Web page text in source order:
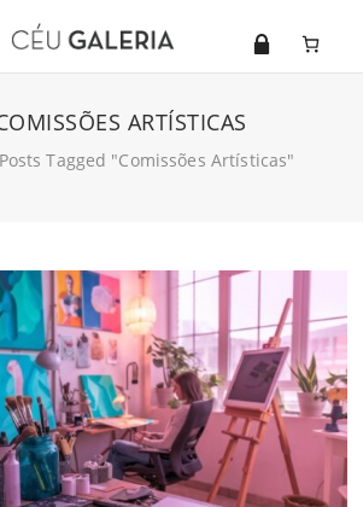
ARTÍSTICAS
Posts Tagged "Comissões Artísticas"